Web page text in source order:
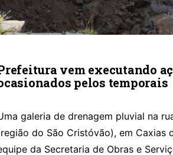
vem executando
pelos temporais
galeria de drenagem pluvial na
do São Cristóvão), em Caxias
da Secretaria de Obras e